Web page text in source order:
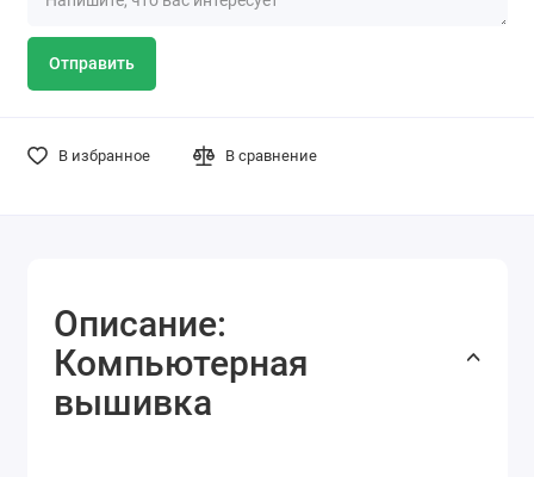
Отправить
В избранное В сравнение
Описание:
Компьютерная
вышивка